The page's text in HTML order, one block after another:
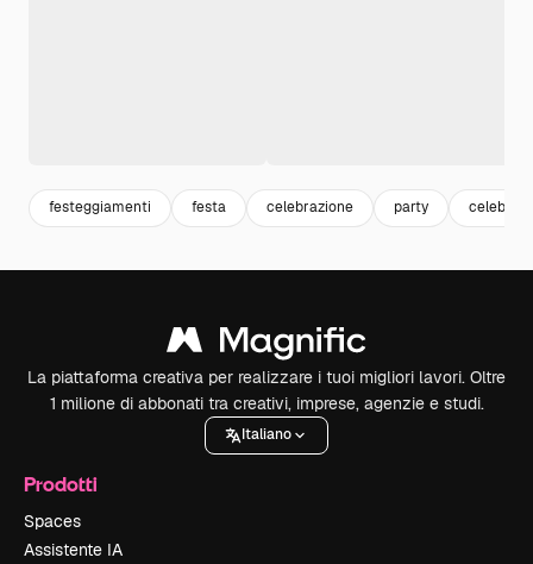
festeggiamenti festa celebrazione party
La piattaforma creativa per realizzare i tuoi migliori lavori. Oltre
1 milione di abbonati tra creativi, imprese, agenzie e studi.
Italiano
Prodotti
Spaces
Assistente IA